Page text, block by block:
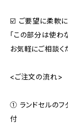
☑️ ご要望に柔軟
「この部分は使わ
お気軽にご相談く
<ご注文の流れ>
① ランドセルのフ
付